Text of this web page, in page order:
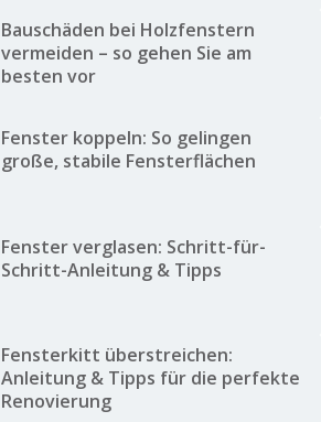
Bauschäden bei Holzfenstern
vermeiden – so gehen Sie am
besten vor
Fenster koppeln: So gelingen
große, stabile Fensterflächen
Fenster verglasen: Schritt-für-
Schritt-Anleitung & Tipps
Fensterkitt überstreichen:
Anleitung & Tipps für die perfekte
Renovierung